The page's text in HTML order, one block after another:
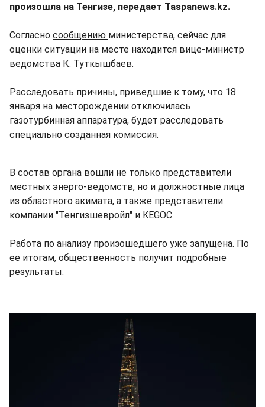
произошла на Тенгизе, передает Taspanews.kz.
Согласно сообщению министерства, сейчас для
оценки ситуации на месте находится вице-министр
ведомства К. Туткышбаев.
Расследовать причины, приведшие к тому, что 18
января на месторождении отключилась
газотурбинная аппаратура, будет расследовать
специально созданная комиссия.
В состав органа вошли не только представители
местных энерго-ведомств, но и должностные лица
из областного акимата, а также представители
компании "Тенгизшевройл" и KEGOC.
Работа по анализу произошедшего уже запущена. По
ее итогам, общественность получит подробные
результаты.